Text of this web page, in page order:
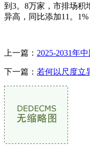
到3。8万家，市排场积
异高，同比添加11。
上一篇： 2025-2031年
下一篇： 若何以尺度立